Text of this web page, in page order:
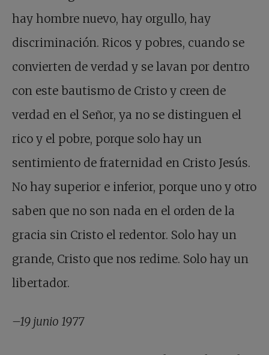
hay hombre nuevo, hay orgullo, hay
discriminación. Ricos y pobres, cuando se
convierten de verdad y se lavan por dentro
con este bautismo de Cristo y creen de
verdad en el Señor, ya no se distinguen el
rico y el pobre, porque solo hay un
sentimiento de fraternidad en Cristo Jesús.
No hay superior e inferior, porque uno y otro
saben que no son nada en el orden de la
gracia sin Cristo el redentor. Solo hay un
grande, Cristo que nos redime. Solo hay un
libertador.
–19 junio 1977